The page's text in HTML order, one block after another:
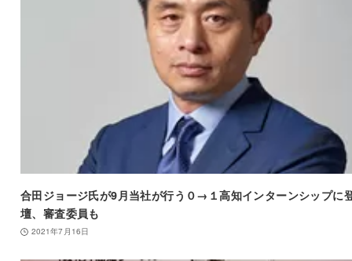
合田ジョージ氏が9月当社が行う０→１高知インターンシップに
壇、審査委員も
2021年7月16日